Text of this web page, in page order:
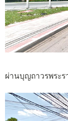
ผ่านบุญถาวรพระร